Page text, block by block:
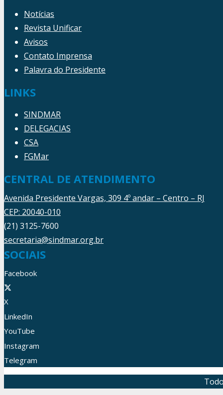
Notícias
Revista Unificar
Avisos
Contato Imprensa
Palavra do Presidente
LINKS
SINDMAR
DELEGACIAS
CSA
FGMar
CENTRAL DE ATENDIMENTO
Avenida Presidente Vargas, 309 4º andar – Centro – RJ
CEP: 20040-010
(21) 3125-7600
secretaria@sindmar.org.br
SOCIAIS
Facebook
X
LinkedIn
YouTube
Instagram
Telegram